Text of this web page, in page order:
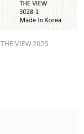
THE VIEW 2025